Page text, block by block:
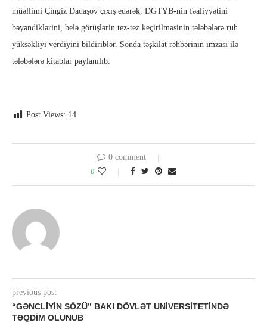
müəllimi Çingiz Dadaşov çıxış edərək, DGTYB-nin fəaliyyətini
bəyəndiklərini, belə görüşlərin tez-tez keçirilməsinin tələbələrə ruh
yüksəkliyi verdiyini bildiriblər. Sonda təşkilat rəhbərinin imzası ilə
tələbələrə kitablar paylanılıb.
Post Views: 14
0 comment
0
previous post
“GƏNCLIYIN SÖZÜ” BAKI DÖVLƏT UNIVERSITETINDƏ
TƏQDIM OLUNUB